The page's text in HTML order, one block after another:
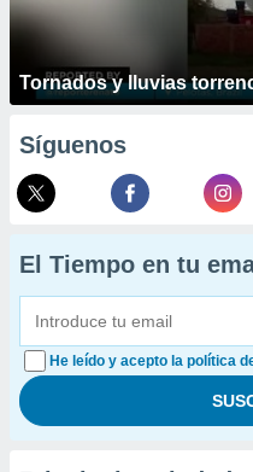
Tornados y lluvias
Síguenos
El Tiempo en tu
He leído y acepto la política